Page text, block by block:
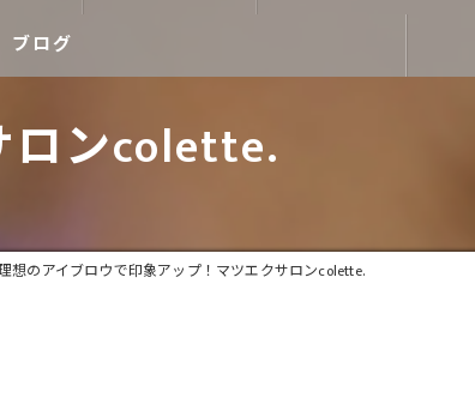
ブログ
ロンcolette.
想のアイブロウで印象アップ！マツエクサロンcolette.